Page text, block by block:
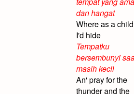
dan hangat
Where as a child
I'd hide
Tempatku
bersembunyi
masih kecil
An' pray for the
thunder and the